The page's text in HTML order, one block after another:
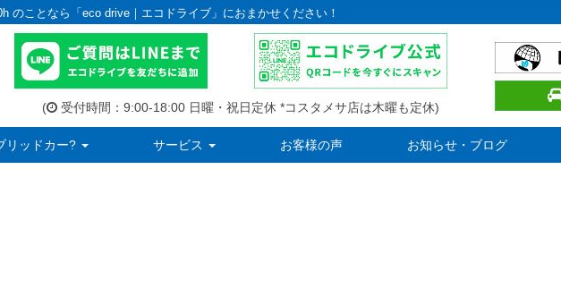
のことなら「eco drive｜エコドライブ」におまかせください！
( 受付時間：9:00-18:00 日曜・祝日定休 *コスタメサ店は木曜も定休)
リッドカー? サービス お客様の声 お知らせ・ブログ